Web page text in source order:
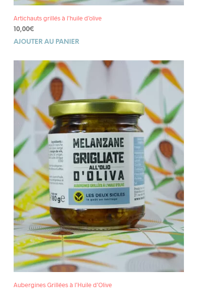
Artichauts grillés à l’huile d’olive
10,00€
AJOUTER AU PANIER
Aubergines Grillées à l’Huile d’Olive